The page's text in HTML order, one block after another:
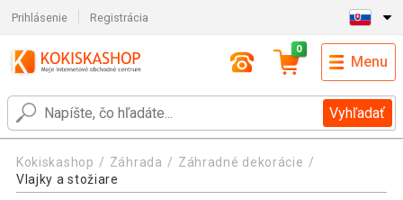
Prihlásenie Registrácia
Vyhľadať
0
Menu
Kokiskashop Záhrada
Záhradné dekorácie
Vlajky a stožiare